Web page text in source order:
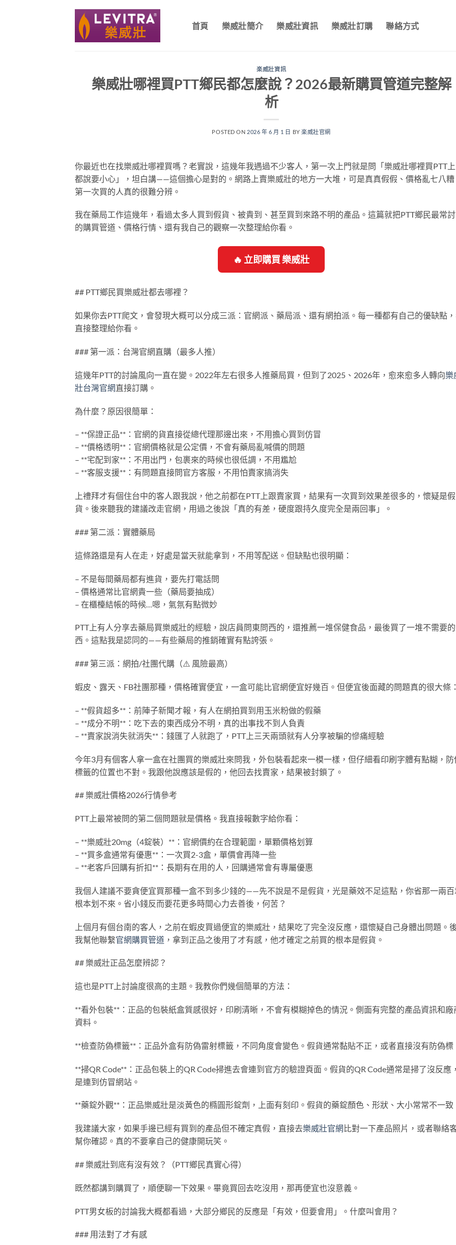
首頁 樂威壯簡介 樂威壯資訊 樂威壯訂購 聯絡方式
楽威壯資訊
樂威壯哪裡買PTT鄉民都怎麼說？2026最新購買管道完整解
析
POSTED ON 2026 年 6 月 1 日 BY楽威壯官網
你最近也在找樂威壯哪裡買嗎？老實說，這幾年我遇過不少客人，第一次上門就是問「樂威壯哪裡買PTT
都說要小心」，坦白講——這個擔心是對的。網路上賣樂威壯的地方一大堆，可是真真假假、價格亂七八
第一次買的人真的很難分辨。
我在藥局工作這幾年，看過太多人買到假貨、被貴到、甚至買到來路不明的產品。這篇就把PTT鄉民最常
的購買管道、價格行情、還有我自己的觀察一次整理給你看。
🔥 立即購買 樂威壯
## PTT鄉民買樂威壯都去哪裡？
如果你去PTT爬文，會發現大概可以分成三派：官網派、藥局派、還有網拍派。每一種都有自己的優缺點
直接整理給你看。
### 第一派：台灣官網直購（最多人推）
這幾年PTT的討論風向一直在變。2022年左右很多人推藥局買，但到了2025、2026年，愈來愈多人轉向樂
壯台灣官網直接訂購。
為什麼？原因很簡單：
– **保證正品**：官網的貨直接從總代理那邊出來，不用擔心買到仿冒
– **價格透明**：官網價格就是公定價，不會有藥局亂喊價的問題
– **宅配到家**：不用出門，包裹來的時候也很低調，不用尷尬
– **客服支援**：有問題直接問官方客服，不用怕賣家搞消失
上禮拜才有個住台中的客人跟我說，他之前都在PTT上跟賣家買，結果有一次買到效果差很多的，懷疑是假
貨。後來聽我的建議改走官網，用過之後說「真的有差，硬度跟持久度完全是兩回事」。
### 第二派：實體藥局
這條路還是有人在走，好處是當天就能拿到，不用等配送。但缺點也很明顯：
– 不是每間藥局都有進貨，要先打電話問
– 價格通常比官網貴一些（藥局要抽成）
– 在櫃檯結帳的時候…嗯，氣氛有點微妙
PTT上有人分享去藥局買樂威壯的經驗，說店員問東問西的，還推薦一堆保健食品，最後買了一堆不需要
西。這點我是認同的——有些藥局的推銷確實有點誇張。
### 第三派：網拍/社團代購（⚠️ 風險最高）
蝦皮、露天、FB社團那種，價格確實便宜，一盒可能比官網便宜好幾百。但便宜後面藏的問題真的很大條
– **假貨超多**：前陣子新聞才報，有人在網拍買到用玉米粉做的假藥
– **成分不明**：吃下去的東西成分不明，真的出事找不到人負責
– **賣家說消失就消失**：錢匯了人就跑了，PTT上三天兩頭就有人分享被騙的慘痛經驗
今年3月有個客人拿一盒在社團買的樂威壯來問我，外包裝看起來一模一樣，但仔細看印刷字體有點糊，防
標籤的位置也不對。我跟他說應該是假的，他回去找賣家，結果被封鎖了。
## 樂威壯價格2026行情參考
PTT上最常被問的第二個問題就是價格。我直接報數字給你看：
– **樂威壯20mg（4錠裝）**：官網價約在合理範圍，單顆價格划算
– **買多盒通常有優惠**：一次買2-3盒，單價會再降一些
– **老客戶回購有折扣**：長期有在用的人，回購通常會有專屬優惠
我個人建議不要貪便宜買那種一盒不到多少錢的——先不說是不是假貨，光是藥效不足這點，你省那一兩
根本划不來。省小錢反而要花更多時間心力去善後，何苦？
上個月有個台南的客人，之前在蝦皮買過便宜的樂威壯，結果吃了完全沒反應，還懷疑自己身體出問題。
我幫他聯繫官網購買管道 ，拿到正品之後用了才有感，他才確定之前買的根本是假貨。
## 樂威壯正品怎麼辨認？
這也是PTT上討論度很高的主題。我教你們幾個簡單的方法：
**看外包裝**：正品的包裝紙盒質感很好，印刷清晰，不會有模糊掉色的情況。側面有完整的產品資訊和廠
資料。
**檢查防偽標籤**：正品外盒有防偽雷射標籤，不同角度會變色。假貨通常黏貼不正，或者直接沒有防偽標
**掃QR Code**：正品包裝上的QR Code掃進去會連到官方的驗證頁面。假貨的QR Code通常是掃了沒反應
是連到仿冒網站。
**藥錠外觀**：正品樂威壯是淡黃色的橢圓形錠劑，上面有刻印。假貨的藥錠顏色、形狀、大小常常不一致
我建議大家，如果手邊已經有買到的產品但不確定真假，直接去樂威壯官網比對一下產品照片，或者聯絡
幫你確認。真的不要拿自己的健康開玩笑。
## 樂威壯到底有沒有效？（PTT鄉民真實心得）
既然都講到購買了，順便聊一下效果。畢竟買回去吃沒用，那再便宜也沒意義。
PTT男女板的討論我大概都看過，大部分鄉民的反應是「有效，但要會用」。什麼叫會用？
### 用法對了才有感